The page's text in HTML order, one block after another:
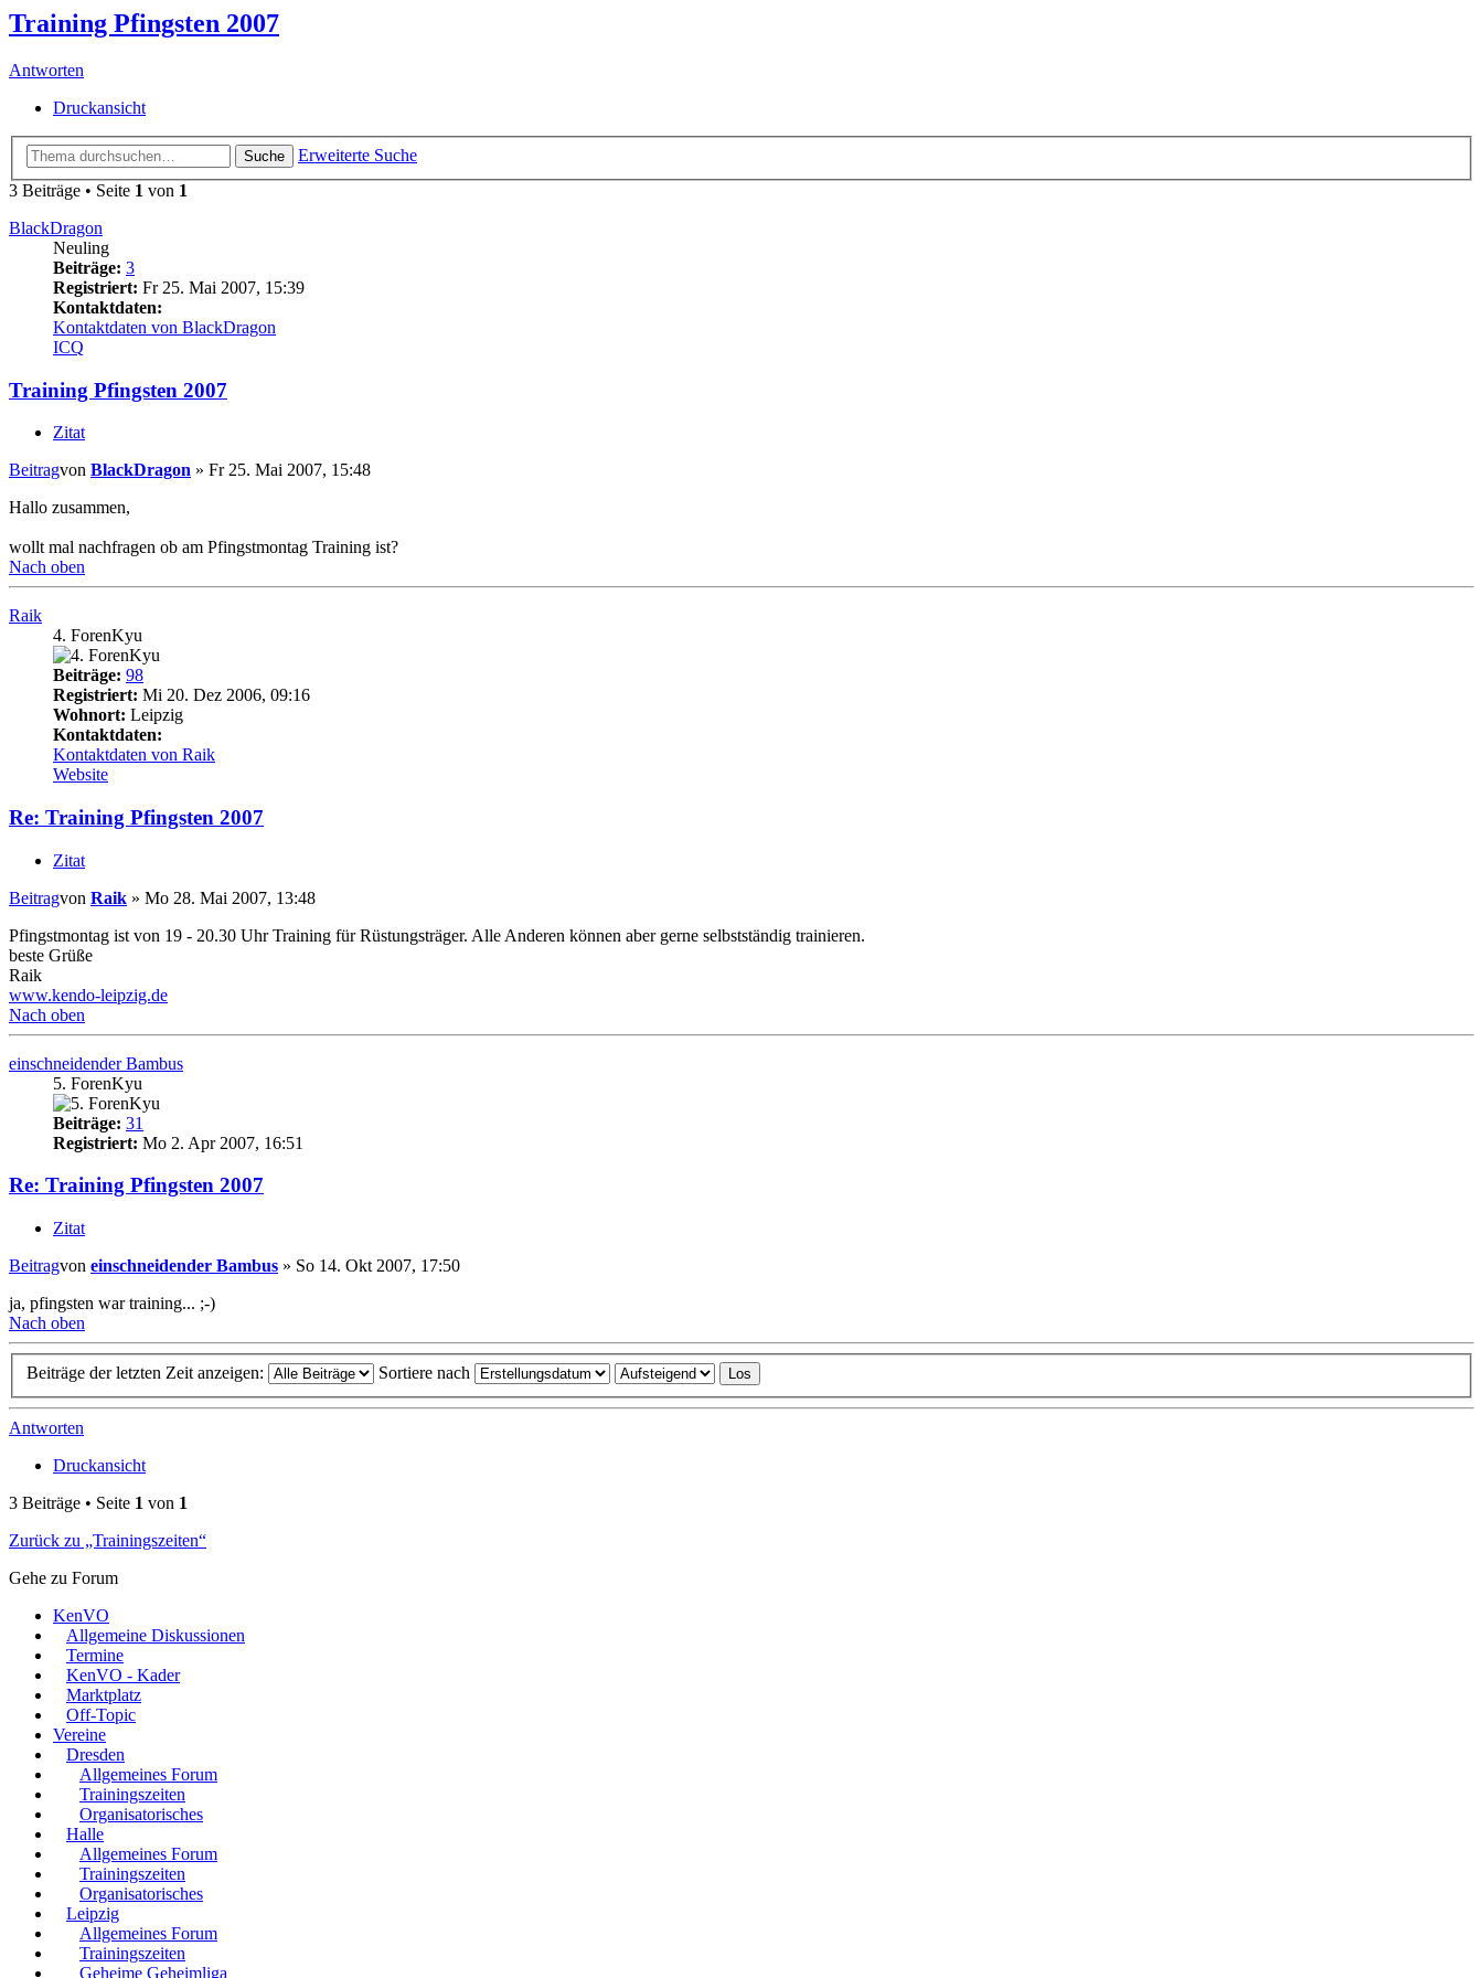
Training Pfingsten 2007
Antworten
Druckansicht
Suche
Erweiterte Suche
3 Beiträge • Seite 1 von 1
BlackDragon
Neuling
Beiträge: 3
Registriert: Fr 25. Mai 2007, 15:39
Kontaktdaten:
Kontaktdaten von BlackDragon
ICQ
Training Pfingsten 2007
Zitat
Beitragvon BlackDragon » Fr 25. Mai 2007, 15:48
Hallo zusammen,
wollt mal nachfragen ob am Pfingstmontag Training ist?
Nach oben
Raik
4. ForenKyu
Beiträge: 98
Registriert: Mi 20. Dez 2006, 09:16
Wohnort: Leipzig
Kontaktdaten:
Kontaktdaten von Raik
Website
Re: Training Pfingsten 2007
Zitat
Beitragvon Raik » Mo 28. Mai 2007, 13:48
Pfingstmontag ist von 19 - 20.30 Uhr Training für Rüstungsträger. Alle Anderen können aber gerne selbstständig trainieren.
beste Grüße
Raik
www.kendo-leipzig.de
Nach oben
einschneidender Bambus
5. ForenKyu
Beiträge: 31
Registriert: Mo 2. Apr 2007, 16:51
Re: Training Pfingsten 2007
Zitat
Beitragvon einschneidender Bambus » So 14. Okt 2007, 17:50
ja, pfingsten war training... ;-)
Nach oben
Beiträge der letzten Zeit anzeigen: Sortiere nach
Antworten
Druckansicht
3 Beiträge • Seite 1 von 1
Zurück zu „Trainingszeiten“
Gehe zu Forum
KenVO
Allgemeine Diskussionen
Termine
KenVO - Kader
Marktplatz
Off-Topic
Vereine
Dresden
Allgemeines Forum
Trainingszeiten
Organisatorisches
Halle
Allgemeines Forum
Trainingszeiten
Organisatorisches
Leipzig
Allgemeines Forum
Trainingszeiten
Geheime Geheimliga